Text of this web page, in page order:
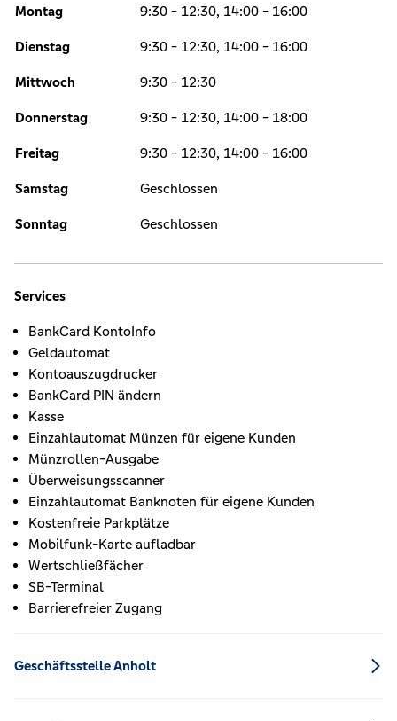
Montag 9:30 - 12:30, 14:00 - 16:00
Dienstag 9:30 - 12:30, 14:00 - 16:00
Mittwoch 9:30 - 12:30
Donnerstag 9:30 - 12:30, 14:00 - 18:00
Freitag 9:30 - 12:30, 14:00 - 16:00
Samstag Geschlossen
Sonntag Geschlossen
Services
BankCard KontoInfo
Geldautomat
Kontoauszugdrucker
BankCard PIN ändern
Kasse
Einzahlautomat Münzen für eigene Kunden
Münzrollen-Ausgabe
Überweisungsscanner
Einzahlautomat Banknoten für eigene Kunden
Kostenfreie Parkplätze
Mobilfunk-Karte aufladbar
Wertschließfächer
SB-Terminal
Barrierefreier Zugang
Geschäftsstelle Anholt